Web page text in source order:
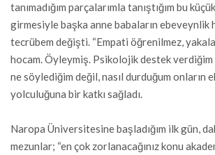
tanımadığım parçalarımla tanıştığım bu
girmesiyle başka anne babaların ebeveynlik
tecrübem değişti. “Empati öğrenilmez,
hocam. Öyleymiş. Psikolojik destek verdiğim
ne söylediğim değil, nasıl durduğum onların
yolculuğuna bir katkı sağladı.
Naropa Üniversitesine başladığım ilk gün,
mezunlar; “en çok zorlanacağınız konu